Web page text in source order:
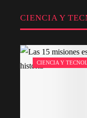
CIENCIA Y
CIENCIA Y